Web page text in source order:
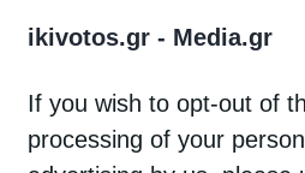
ikivotos.gr - Media.gr
If you wish to opt-out of
processing of your
προστασίας από …